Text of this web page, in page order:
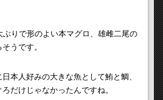
りで形のよい本マグロ、雄雌二尾の
うです。
本人好みの大きな魚として鮪と鯛、
だけじゃなかったんですね。